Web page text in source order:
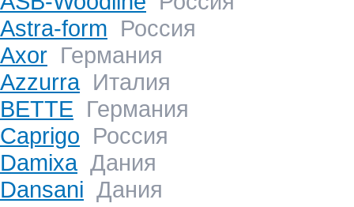
Astra-form Россия
Axor Германия
AzzurraИталия
BETTE Германия
Caprigo Россия
DamixaДания
Dansani Дания